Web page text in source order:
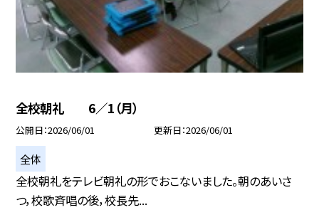
全校朝礼 6／1（月）
公開日 2026/06/01 更新日 2026/06/01
全体
全校朝礼をテレビ朝礼の形でおこないました。朝のあいさ
つ，校歌斉唱の後，校長先...